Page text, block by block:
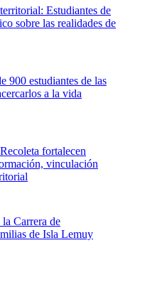
Estudiantes de
sobre las realidades de
900 estudiantes de las
a la vida
fortalecen
vinculación
Carrera de
de Isla Lemuy